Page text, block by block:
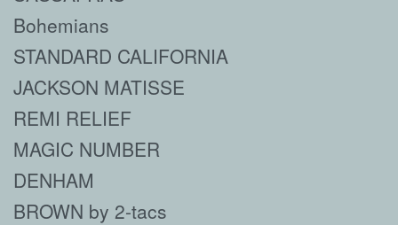
Bohemians
STANDARD CALIFORNIA
JACKSON MATISSE
REMI RELIEF
MAGIC NUMBER
DENHAM
BROWN by 2-tacs